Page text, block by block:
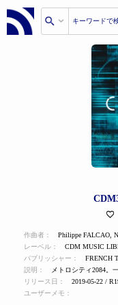
作曲者： Philippe FALCAO
レーベル：
CDM MUSIC
パブリッシャー：
FRENCH
説明：
メトロシティ2084。
リリース日：
2019-05-22 /
ユーザーメモ：